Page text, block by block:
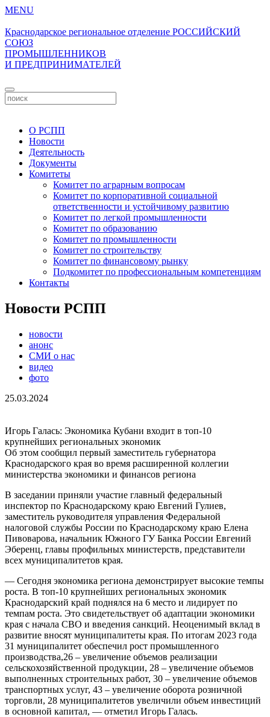
MENU
Краснодарское региональное отделение РОССИЙСКИЙ
СОЮЗ
ПРОМЫШЛЕННИКОВ
И ПРЕДПРИНИМАТЕЛЕЙ
О РСПП
Новости
Деятельность
Документы
Комитеты
Комитет по аграрным вопросам
Комитет по корпоративной социальной
ответственности и устойчивому развитию
Комитет по легкой промышленности
Комитет по образованию
Комитет по промышленности
Комитет по строительству
Комитет по финансовому рынку
Подкомитет по профессиональным компетенциям
Контакты
Новости РСПП
новости
анонс
СМИ о нас
видео
фото
25.03.2024
Игорь Галась: Экономика Кубани входит в топ-10
крупнейших региональных экономик
Об этом сообщил первый заместитель губернатора
Краснодарского края во время расширенной коллегии
министерства экономики и финансов региона
В заседании приняли участие главный федеральный
инспектор по Краснодарскому краю Евгений Гулиев,
заместитель руководителя управления Федеральной
налоговой службы России по Краснодарскому краю Елена
Пивоварова, начальник Южного ГУ Банка России Евгений
Эберенц, главы профильных министерств, представители
всех муниципалитетов края.
— Сегодня экономика региона демонстрирует высокие темпы
роста. В топ-10 крупнейших региональных экономик
Краснодарский край поднялся на 6 место и лидирует по
темпам роста. Это свидетельствует об адаптации экономики
края с начала СВО и введения санкций. Неоценимый вклад в
развитие вносят муниципалитеты края. По итогам 2023 года
31 муниципалитет обеспечил рост промышленного
производства,26 – увеличение объемов реализации
сельскохозяйственной продукции, 28 – увеличение объемов
выполненных строительных работ, 30 – увеличение объемов
транспортных услуг, 43 – увеличение оборота розничной
торговли, 28 муниципалитетов увеличили объем инвестиций
в основной капитал, — отметил Игорь Галась.